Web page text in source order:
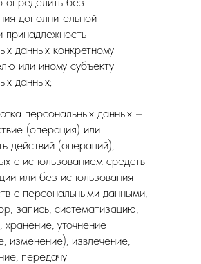
дополнительной
принадлежность
данных конкретному
или иному субъекту
данных;
персональных данных –
(операция) или
действий (операций),
с использованием средств
или без использования
с персональными данными,
запись, систематизацию,
хранение, уточнение
изменение), извлечение,
передачу